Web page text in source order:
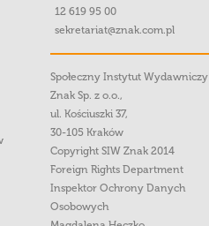
12 619 95 00
sekretariat@znak.com.pl
Społeczny Instytut Wydawniczy
Znak Sp. z o.o.,
ul. Kościuszki 37,
30-105 Kraków
Copyright SIW Znak 2014
Foreign Rights Department
Inspektor Ochrony Danych
Osobowych